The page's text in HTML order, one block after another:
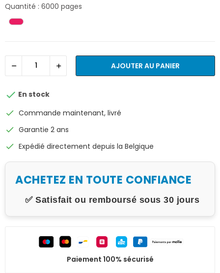
Quantité : 6000 pages
AJOUTER AU PANIER
 En stock
check Commande maintenant, livré
check Garantie 2 ans
check Expédié directement depuis la Belgique
ACHETEZ EN TOUTE CONFIANCE
✅ Satisfait ou remboursé sous 30 jours
Paiement 100% sécurisé